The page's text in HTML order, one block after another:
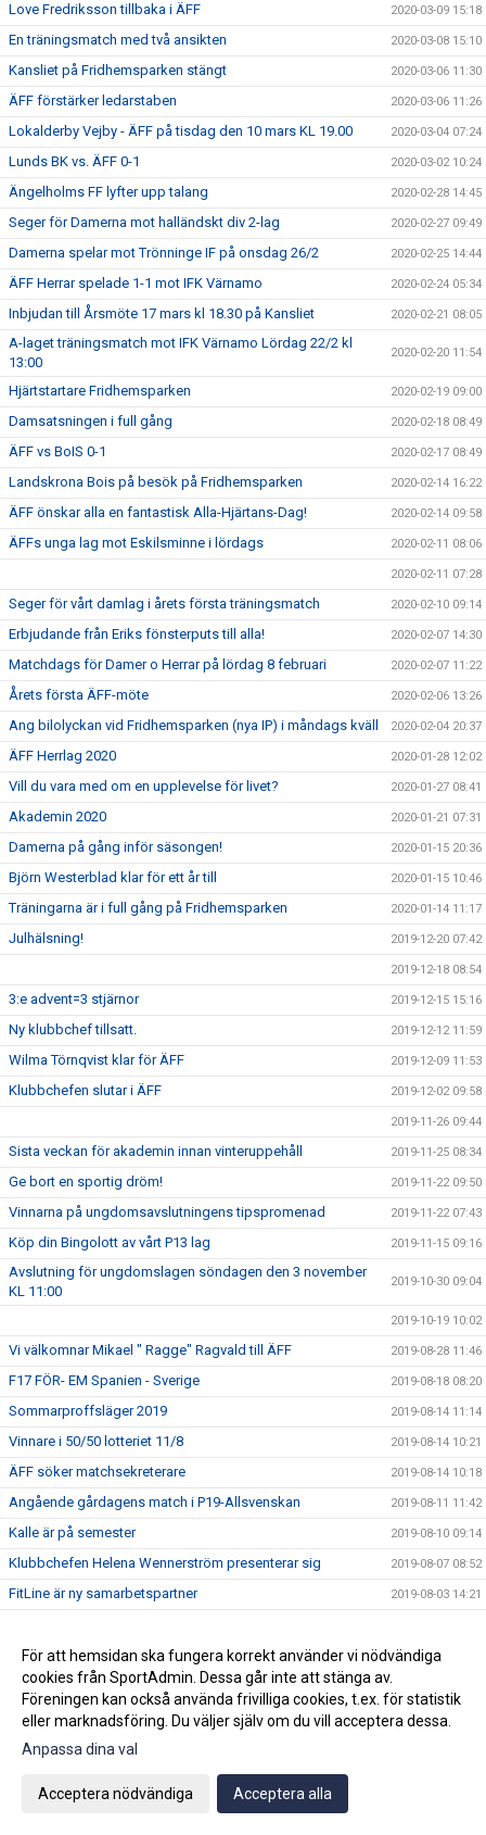
Love Fredriksson tillbaka i ÄFF 2020-03-09 15:18
En träningsmatch med två ansikten 2020-03-08 15:10
Kansliet på Fridhemsparken stängt 2020-03-06 11:30
ÄFF förstärker ledarstaben 2020-03-06 11:26
Lokalderby Vejby - ÄFF på tisdag den 10 mars KL 19.00 2020-03-04 07:24
Lunds BK vs. ÄFF 0-1 2020-03-02 10:24
Ängelholms FF lyfter upp talang 2020-02-28 14:45
Seger för Damerna mot halländskt div 2-lag 2020-02-27 09:49
Damerna spelar mot Trönninge IF på onsdag 26/2 2020-02-25 14:44
ÄFF Herrar spelade 1-1 mot IFK Värnamo 2020-02-24 05:34
Inbjudan till Årsmöte 17 mars kl 18.30 på Kansliet 2020-02-21 08:05
A-laget träningsmatch mot IFK Värnamo Lördag 22/2 kl
13:00
2020-02-20 11:54
Hjärtstartare Fridhemsparken 2020-02-19 09:00
Damsatsningen i full gång 2020-02-18 08:49
ÄFF vs BoIS 0-1 2020-02-17 08:49
Landskrona Bois på besök på Fridhemsparken 2020-02-14 16:22
ÄFF önskar alla en fantastisk Alla-Hjärtans-Dag! 2020-02-14 09:58
ÄFFs unga lag mot Eskilsminne i lördags 2020-02-11 08:06
2020-02-11 07:28
Seger för vårt damlag i årets första träningsmatch 2020-02-10 09:14
Erbjudande från Eriks fönsterputs till alla! 2020-02-07 14:30
Matchdags för Damer o Herrar på lördag 8 februari 2020-02-07 11:22
Årets första ÄFF-möte 2020-02-06 13:26
Ang bilolyckan vid Fridhemsparken (nya IP) i måndags kväll 2020-02-04 20:37
ÄFF Herrlag 2020 2020-01-28 12:02
Vill du vara med om en upplevelse för livet? 2020-01-27 08:41
Akademin 2020 2020-01-21 07:31
Damerna på gång inför säsongen! 2020-01-15 20:36
Björn Westerblad klar för ett år till 2020-01-15 10:46
Träningarna är i full gång på Fridhemsparken 2020-01-14 11:17
Julhälsning! 2019-12-20 07:42
2019-12-18 08:54
3:e advent=3 stjärnor 2019-12-15 15:16
Ny klubbchef tillsatt. 2019-12-12 11:59
Wilma Törnqvist klar för ÄFF 2019-12-09 11:53
Klubbchefen slutar i ÄFF 2019-12-02 09:58
2019-11-26 09:44
Sista veckan för akademin innan vinteruppehåll 2019-11-25 08:34
Ge bort en sportig dröm! 2019-11-22 09:50
Vinnarna på ungdomsavslutningens tipspromenad 2019-11-22 07:43
Köp din Bingolott av vårt P13 lag 2019-11-15 09:16
Avslutning för ungdomslagen söndagen den 3 november
KL 11:00
2019-10-30 09:04
2019-10-19 10:02
Vi välkomnar Mikael " Ragge" Ragvald till ÄFF 2019-08-28 11:46
F17 FÖR- EM Spanien - Sverige 2019-08-18 08:20
Sommarproffsläger 2019 2019-08-14 11:14
Vinnare i 50/50 lotteriet 11/8 2019-08-14 10:21
ÄFF söker matchsekreterare 2019-08-14 10:18
Angående gårdagens match i P19-Allsvenskan 2019-08-11 11:42
Kalle är på semester 2019-08-10 09:14
Klubbchefen Helena Wennerström presenterar sig 2019-08-07 08:52
FitLine är ny samarbetspartner 2019-08-03 14:21
Flera lag drar igång igen 2019-07-22 14:01
Bemanning på våra kanslier i sommar 2019-07-04 08:02
Vinnare i 50/50 lotteriet 29/6 2019-07-01 14:32
Lyckad Sisters Football Cup
Dan Norberg har gått STAC-utbildning
För att hemsidan ska fungera korrekt använder vi nödvändiga
cookies från SportAdmin. Dessa går inte att stänga av.
Föreningen kan också använda frivilliga cookies, t.ex. för statistik
eller marknadsföring. Du väljer själv om du vill acceptera dessa.
Anpassa dina val
Acceptera nödvändiga Acceptera alla